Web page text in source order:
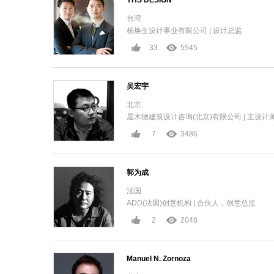
台湾
杨焕生设计事业有限公司 | 设计总监
33
5545
吴宏宇
北京
屋木德建筑设计咨询(北京)有限公司 | 主设计
7
3486
郭为成
法国
ADD(法国)创意机构 | 合伙人，创意总监
2
2048
Manuel N. Zornoza